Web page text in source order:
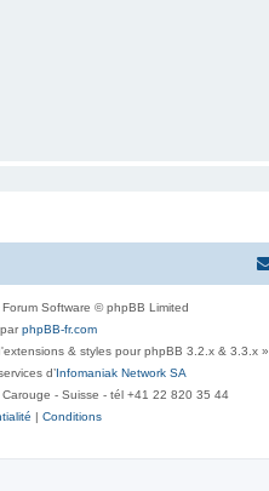
Software © phpBB Limited
phpBB-fr.com
& styles pour phpBB 3.2.x & 3.3.x »
d’Infomaniak Network SA
- Suisse - tél +41 22 820 35 44
| Conditions